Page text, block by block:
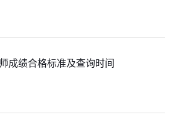
成绩合格标准及查询时间